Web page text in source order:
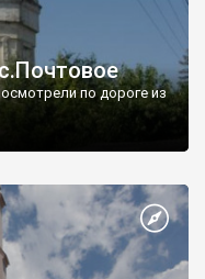
по дороге из